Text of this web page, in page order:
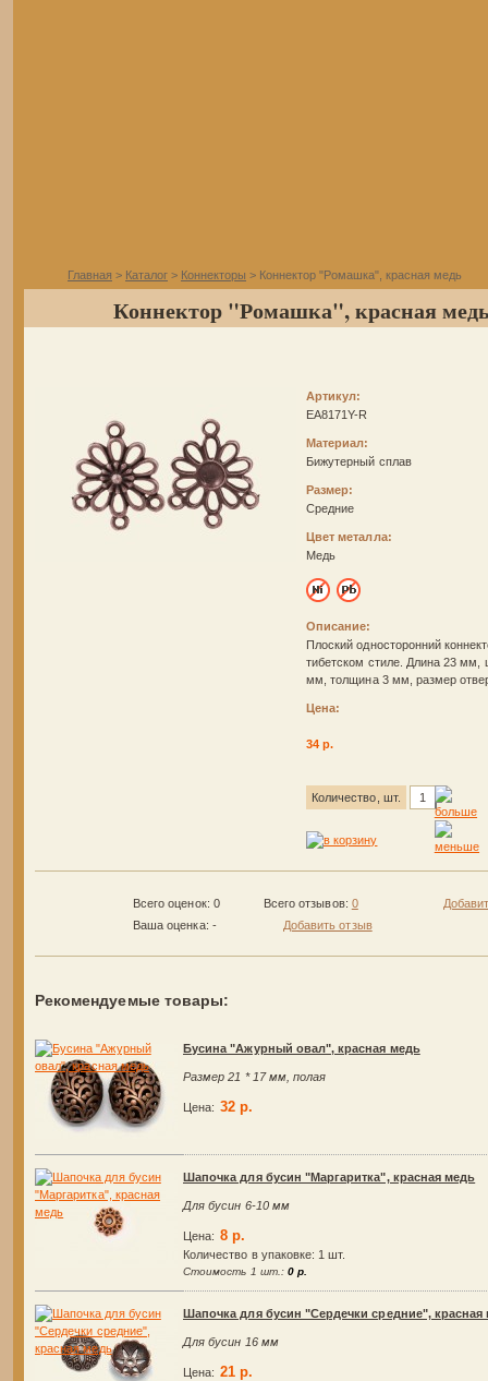
Главная > Каталог > Коннекторы > Коннектор "Ромашка", красная медь
Коннектор "Ромашка", красная
Артикул:
EA8171Y-R
Материал:
Бижутерный сплав
Размер:
Средние
Цвет металла:
Медь
Описание:
Плоский односторонний
тибетском стиле. Длина 23 мм,
мм, толщина 3 мм, размер
Цена:
34 р.
Количество, шт.
Всего оценок: 0
Ваша оценка: -
Всего отзывов: 0
Добавить отзыв
Рекомендуемые товары:
Бусина "Ажурный овал", красная медь
Размер 21 * 17 мм, полая
Цена: 32 р.
Шапочка для бусин "Маргаритка", красная медь
Для бусин 6-10 мм
Цена: 8 р.
Количество в упаковке: 1 шт.
Стоимость 1 шт.: 0 р.
Шапочка для бусин "Сердечки средние", красная
Для бусин 16 мм
Цена: 21 р.